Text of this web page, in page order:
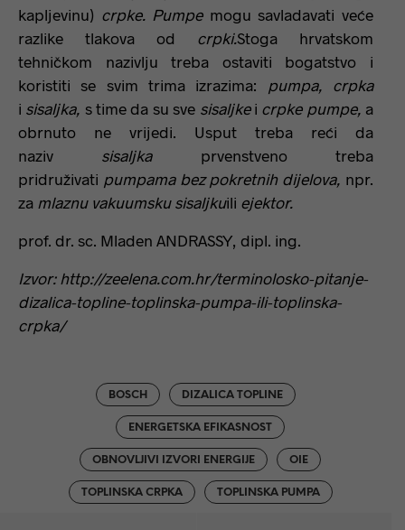
kapljevinu) crpke. Pumpe mogu savladavati veće
razlike tlakova od crpki.Stoga hrvatskom
tehničkom nazivlju treba ostaviti bogatstvo i
koristiti se svim trima izrazima:
pumpa, crpka
i sisaljka, s time da su sve sisaljkei crpke pumpe, a
obrnuto ne vrijedi. Usput treba reći da
naziv sisaljka prvenstveno treba
pridruživati pumpama bez pokretnih dijelova, npr.
za mlaznu vakuumsku sisaljkuili ejektor.
prof. dr. sc. Mladen ANDRASSY, dipl. ing.
Izvor: http://zeelena.com.hr/terminolosko-pitanje-
dizalica-topline-toplinska-pumpa-ili-toplinska-
crpka/
BOSCH DIZALICA TOPLINE
ENERGETSKA EFIKASNOST
OBNOVLJIVI IZVORI ENERGIJE OIE
TOPLINSKA CRPKA TOPLINSKA PUMPA